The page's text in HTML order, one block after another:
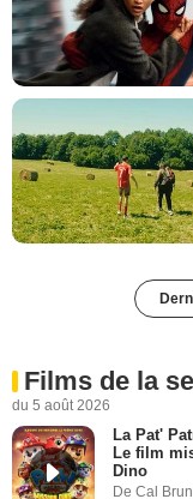
Films de la
du 5 août 2026
La Pat'
Le film
Dino
De Cal